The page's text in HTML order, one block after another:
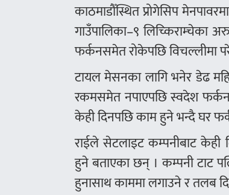
काठमाडौँस्थित प्रोगेसिप
गाउँपालिका–९ लिच्किराम्चेका
फर्कनसमेत रोकेपछि विचल्लीमा
टायल मेसनका लागि भनेर डेढ
रकमसमेत नपाएपछि स्वदेश
केही दिनपछि काम हुने भन्दै घर
राईले सेटलाइट कम्पनीबाट केही
हुने बताएका छन् । कम्पनी टाट
हुनासाथ काममा लगाउने र तलब